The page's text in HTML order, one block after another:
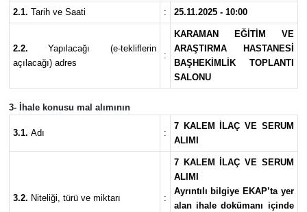
2.1. Tarih ve Saati : 25.11.2025 - 10:00
2.2. Yapılacağı (e-tekliflerin
açılacağı) adres
:
KARAMAN EĞİTİM VE
ARAŞTIRMA HASTANESİ
BAŞHEKİMLİK TOPLANTI
SALONU
3- İhale konusu mal alımının
3.1. Adı :
7 KALEM İLAÇ VE SERUM
ALIMI
3.2. Niteliği, türü ve miktarı :
7 KALEM İLAÇ VE SERUM
ALIMI
Ayrıntılı bilgiye EKAP’ta yer
alan ihale dokümanı içinde